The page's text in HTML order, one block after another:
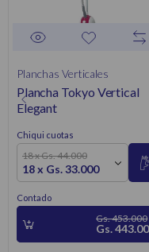
Planchas Verticales
Plancha Tokyo Vertical
Elegant
Chiqui cuotas
18 x Gs. 44.000
18 x Gs. 33.000
Contado
Gs. 453.000
Gs.